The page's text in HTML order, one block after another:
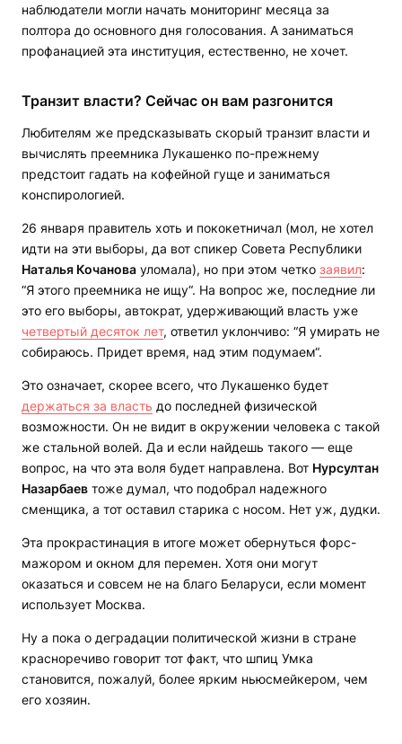
наблюдатели могли начать мониторинг месяца за
полтора до основного дня голосования. А заниматься
профанацией эта институция, естественно, не хочет.
Транзит власти? Сейчас он вам разгонится
Любителям же предсказывать скорый транзит власти и
вычислять преемника Лукашенко по-прежнему
предстоит гадать на кофейной гуще и заниматься
конспирологией.
26 января правитель хоть и пококетничал (мол, не хотел
идти на эти выборы, да вот спикер Совета Республики
Наталья Кочанова уломала), но при этом четко заявил:
“Я этого преемника не ищу“. На вопрос же, последние ли
это его выборы, автократ, удерживающий власть уже
четвертый десяток лет, ответил уклончиво: “Я умирать не
собираюсь. Придет время, над этим подумаем“.
Это означает, скорее всего, что Лукашенко будет
держаться за власть до последней физической
возможности. Он не видит в окружении человека с такой
же стальной волей. Да и если найдешь такого — еще
вопрос, на что эта воля будет направлена. Вот Нурсултан
Назарбаев тоже думал, что подобрал надежного
сменщика, а тот оставил старика с носом. Нет уж, дудки.
Эта прокрастинация в итоге может обернуться форс-
мажором и окном для перемен. Хотя они могут
оказаться и совсем не на благо Беларуси, если момент
использует Москва.
Ну а пока о деградации политической жизни в стране
красноречиво говорит тот факт, что шпиц Умка
становится, пожалуй, более ярким ньюсмейкером, чем
его хозяин.